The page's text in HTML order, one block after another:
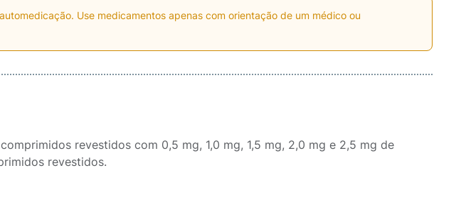
Use medicamentos apenas com orientação de um médico ou
revestidos com 0,5 mg, 1,0 mg, 1,5 mg, 2,0 mg e 2,5 mg de
revestidos.